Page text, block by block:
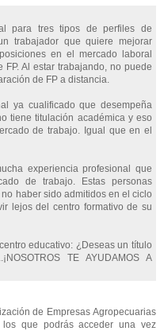
para tres tipos de perfiles de
trabajador que quiere mejorar
en el mercado laboral
Al estar trabajando, no puede
de FP a distancia.
ya cualificado que desempeña
tiene titulación académica y eso
de trabajo. Igual que en el
experiencia profesional que
de trabajo. Estas personas
haber sido admitidos en el ciclo
lejos del centro formativo de su
educativo: ¿Deseas un título
TE AYUDAMOS A
de Empresas Agropecuarias
que podrás acceder una vez